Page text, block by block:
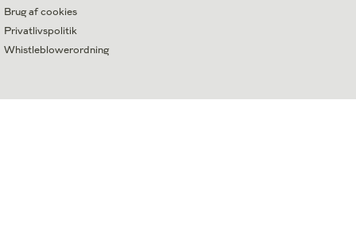
Brug af cookies
Privatlivspolitik
Whistleblowerordning